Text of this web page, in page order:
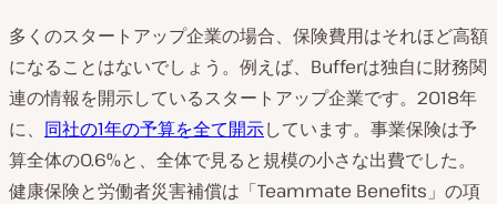
多くのスタートアップ企業の場合、保険費用はそれほど高額
になることはないでしょう。例えば、Bufferは独自に財務関
連の情報を開示しているスタートアップ企業です。2018年
に、 同社の1年の予算を全て開示しています。事業保険は予
算全体の0.6%と、全体で見ると規模の小さな出費でした。
健康保険と労働者災害補償は「Teammate Benefits」の項